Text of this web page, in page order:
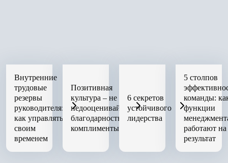
Внутренние
трудовые
резервы
руководителя:
как управлять
своим
временем
Позитивная
культура – не
недооценивайте
благодарность и
комплименты
6 секретов
устойчивого
лидерства
5 столпов
команды:
функции
работают на
результат